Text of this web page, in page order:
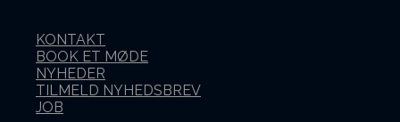
KONTAKT
BOOK ET MØDE
NYHEDER
TILMELD NYHEDSBREV
JOB